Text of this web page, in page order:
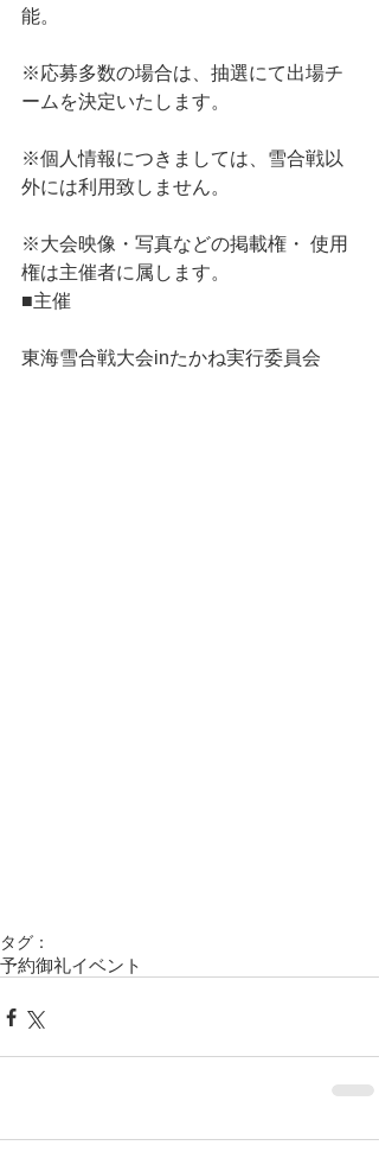
能。
※応募多数の場合は、抽選にて出場チ
ームを決定いたします。
※個人情報につきましては、雪合戦以
外には利用致しません。
※大会映像・写真などの掲載権・ 使用
権は主催者に属します。
■主催
東海雪合戦大会inたかね実行委員会
タグ：
予約御礼イベント